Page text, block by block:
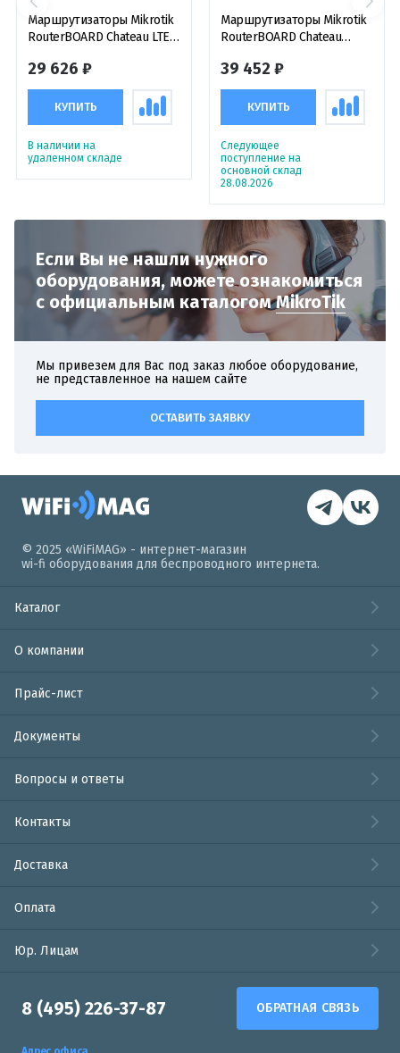
Маршрутизаторы Mikrotik
RouterBOARD Chateau LTE6
роутер Wi-Fi 6 с модемом
LTE Cat6
29 626 ₽
КУПИТЬ
В наличии на
удаленном складе
Маршрутизаторы Mikrotik
RouterBOARD Chateau
устройство
39 452 ₽
КУПИТЬ
Следующее
поступление на
основной склад
28.08.2026
Если Вы не нашли нужного
оборудования, можете ознакомиться
с официальным каталогомMikroTik
Мы привезем для Вас под заказ любое оборудование,
не представленное на нашем сайте
ОСТАВИТЬ ЗАЯВКУ
© 2025 «WiFiMAG» - интернет-магазин
wi-fi оборудования для беспроводного интернета.
Каталог
О компании
Прайс-лист
Документы
Вопросы и ответы
Контакты
Доставка
Оплата
Юр. Лицам
8 (495) 226-37-87 ОБРАТНАЯ СВЯЗЬ